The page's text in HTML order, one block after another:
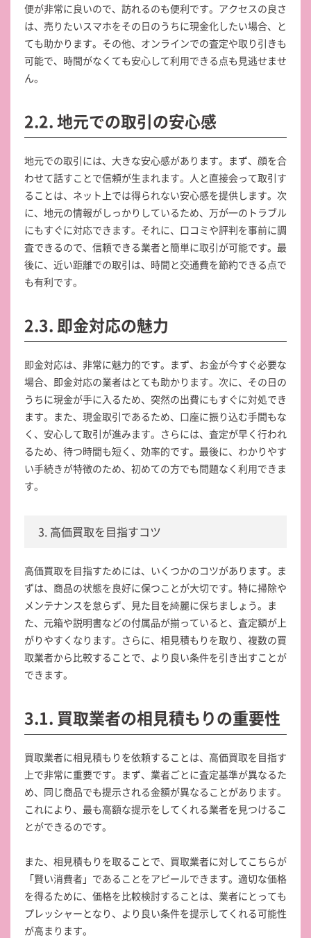
便が非常に良いので、訪れるのも便利です。アクセスの良さ
は、売りたいスマホをその日のうちに現金化したい場合、と
ても助かります。その他、オンラインでの査定や取り引きも
可能で、時間がなくても安心して利用できる点も見逃せませ
ん。
2.2. 地元での取引の安心感
地元での取引には、大きな安心感があります。まず、顔を合
わせて話すことで信頼が生まれます。人と直接会って取引す
ることは、ネット上では得られない安心感を提供します。次
に、地元の情報がしっかりしているため、万が一のトラブル
にもすぐに対応できます。それに、口コミや評判を事前に調
査できるので、信頼できる業者と簡単に取引が可能です。最
後に、近い距離での取引は、時間と交通費を節約できる点で
も有利です。
2.3. 即金対応の魅力
即金対応は、非常に魅力的です。まず、お金が今すぐ必要な
場合、即金対応の業者はとても助かります。次に、その日の
うちに現金が手に入るため、突然の出費にもすぐに対処でき
ます。また、現金取引であるため、口座に振り込む手間もな
く、安心して取引が進みます。さらには、査定が早く行われ
るため、待つ時間も短く、効率的です。最後に、わかりやす
い手続きが特徴のため、初めての方でも問題なく利用できま
す。
3. 高価買取を目指すコツ
高価買取を目指すためには、いくつかのコツがあります。ま
ずは、商品の状態を良好に保つことが大切です。特に掃除や
メンテナンスを怠らず、見た目を綺麗に保ちましょう。ま
た、元箱や説明書などの付属品が揃っていると、査定額が上
がりやすくなります。さらに、相見積もりを取り、複数の買
取業者から比較することで、より良い条件を引き出すことが
できます。
3.1. 買取業者の相見積もりの重要性
買取業者に相見積もりを依頼することは、高価買取を目指す
上で非常に重要です。まず、業者ごとに査定基準が異なるた
め、同じ商品でも提示される金額が異なることがあります。
これにより、最も高額な提示をしてくれる業者を見つけるこ
とができるのです。
また、相見積もりを取ることで、買取業者に対してこちらが
「賢い消費者」であることをアピールできます。適切な価格
を得るために、価格を比較検討することは、業者にとっても
プレッシャーとなり、より良い条件を提示してくれる可能性
が高まります。